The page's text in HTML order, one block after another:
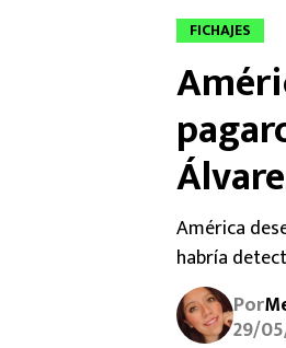
Chivas de Guadalajara
Liga MX Femenil
Las
FICHAJES
América
habría
Por
29/